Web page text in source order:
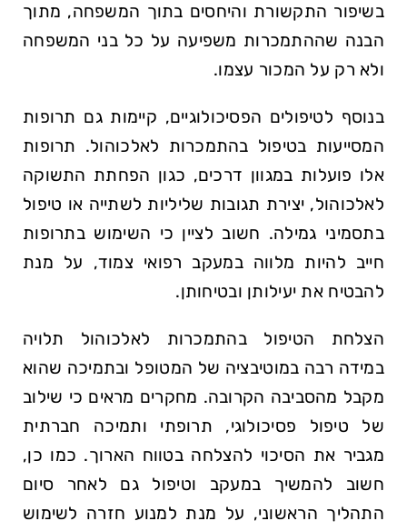
בשיפור התקשורת והיחסים בתוך המשפחה, מתוך
הבנה שההתמכרות משפיעה על כל בני המשפחה
ולא רק על המכור עצמו.
בנוסף לטיפולים הפסיכולוגיים, קיימות גם תרופות
המסייעות בטיפול בהתמכרות לאלכוהול. תרופות
אלו פועלות במגוון דרכים, כגון הפחתת התשוקה
לאלכוהול, יצירת תגובות שליליות לשתייה או טיפול
בתסמיני גמילה. חשוב לציין כי השימוש בתרופות
חייב להיות מלווה במעקב רפואי צמוד, על מנת
להבטיח את יעילותן ובטיחותן.
הצלחת הטיפול בהתמכרות לאלכוהול תלויה
במידה רבה במוטיבציה של המטופל ובתמיכה שהוא
מקבל מהסביבה הקרובה. מחקרים מראים כי שילוב
של טיפול פסיכולוגי, תרופתי ותמיכה חברתית
מגביר את הסיכוי להצלחה בטווח הארוך. כמו כן,
חשוב להמשיך במעקב וטיפול גם לאחר סיום
התהליך הראשוני, על מנת למנוע חזרה לשימוש